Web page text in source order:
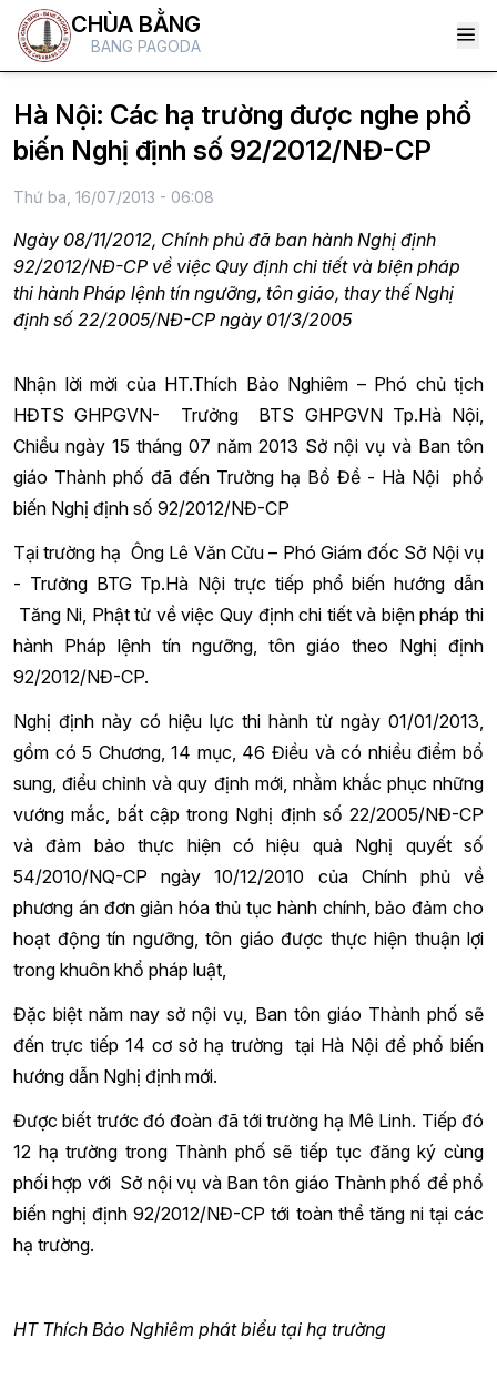
CHÙA BẰNG
BANG PAGODA
Hà Nội: Các hạ trường được nghe phổ
biến Nghị định số 92/2012/NĐ-CP
Thứ ba, 16/07/2013 - 06:08
Ngày 08/11/2012, Chính phủ đã ban hành Nghị định
92/2012/NĐ-CP về việc Quy định chi tiết và biện pháp
thi hành Pháp lệnh tín ngưỡng, tôn giáo, thay thế Nghị
định số 22/2005/NĐ-CP ngày 01/3/2005
Nhận lời mời của HT.Thích Bảo Nghiêm – Phó chủ tịch
HĐTS GHPGVN- Trưởng BTS GHPGVN Tp.Hà Nội,
Chiều ngày 15 tháng 07 năm 2013 Sở nội vụ và Ban tôn
giáo Thành phố đã đến Trường hạ Bồ Đề - Hà Nội phổ
biến Nghị định số 92/2012/NĐ-CP
Tại trường hạ Ông Lê Văn Cửu – Phó Giám đốc Sở Nội vụ
- Trưởng BTG Tp.Hà Nội trực tiếp phổ biến hướng dẫn
Tăng Ni, Phật tử về việc Quy định chi tiết và biện pháp thi
hành Pháp lệnh tín ngưỡng, tôn giáo theo Nghị định
92/2012/NĐ-CP.
Nghị định này có hiệu lực thi hành từ ngày 01/01/2013,
gồm có 5 Chương, 14 mục, 46 Điều và có nhiều điểm bổ
sung, điểu chỉnh và quy định mới, nhằm khắc phục những
vướng mắc, bất cập trong Nghị định số 22/2005/NĐ-CP
và đảm bảo thực hiện có hiệu quả Nghị quyết số
54/2010/NQ-CP ngày 10/12/2010 của Chính phủ về
phương án đơn giản hóa thủ tục hành chính, bảo đảm cho
hoạt động tín ngưỡng, tôn giáo được thực hiện thuận lợi
trong khuôn khổ pháp luật,
Đặc biệt năm nay sở nội vụ, Ban tôn giáo Thành phố sẽ
đến trực tiếp 14 cơ sở hạ trường tại Hà Nội để phổ biến
hướng dẫn Nghị định mới.
Được biết trước đó đoàn đã tới trường hạ Mê Linh. Tiếp đó
12 hạ trường trong Thành phố sẽ tiếp tục đăng ký cùng
phối hợp với Sở nội vụ và Ban tôn giáo Thành phố để phổ
biến nghị định 92/2012/NĐ-CP tới toàn thể tăng ni tại các
hạ trường.
HT Thích Bảo Nghiêm phát biểu tại hạ trường